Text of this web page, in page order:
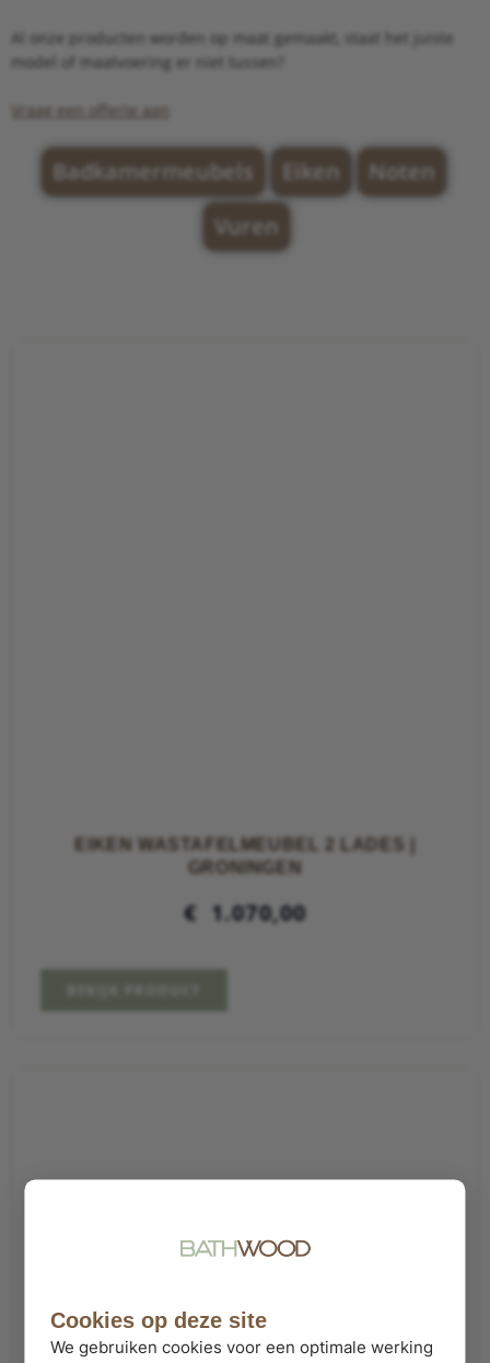
Al onze producten worden op maat gemaakt, staat het juiste
model of maatvoering er niet tussen?
Vraag een offerte aan
Badkamermeubels Eiken
Noten
Vuren
EIKEN WASTAFELMEUBEL 2 LADES |
GRONINGEN
€ 1.070,00
Cookies op deze site
We gebruiken cookies voor een optimale werking